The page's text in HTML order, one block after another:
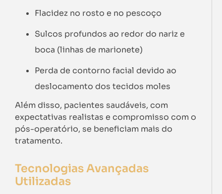
Flacidez no rosto e no pescoço
Sulcos profundos ao redor do nariz e
boca (linhas de marionete)
Perda de contorno facial devido ao
deslocamento dos tecidos moles
Além disso, pacientes saudáveis, com
expectativas realistas e compromisso com o
pós-operatório, se beneficiam mais do
tratamento.
Tecnologias Avançadas
Utilizadas